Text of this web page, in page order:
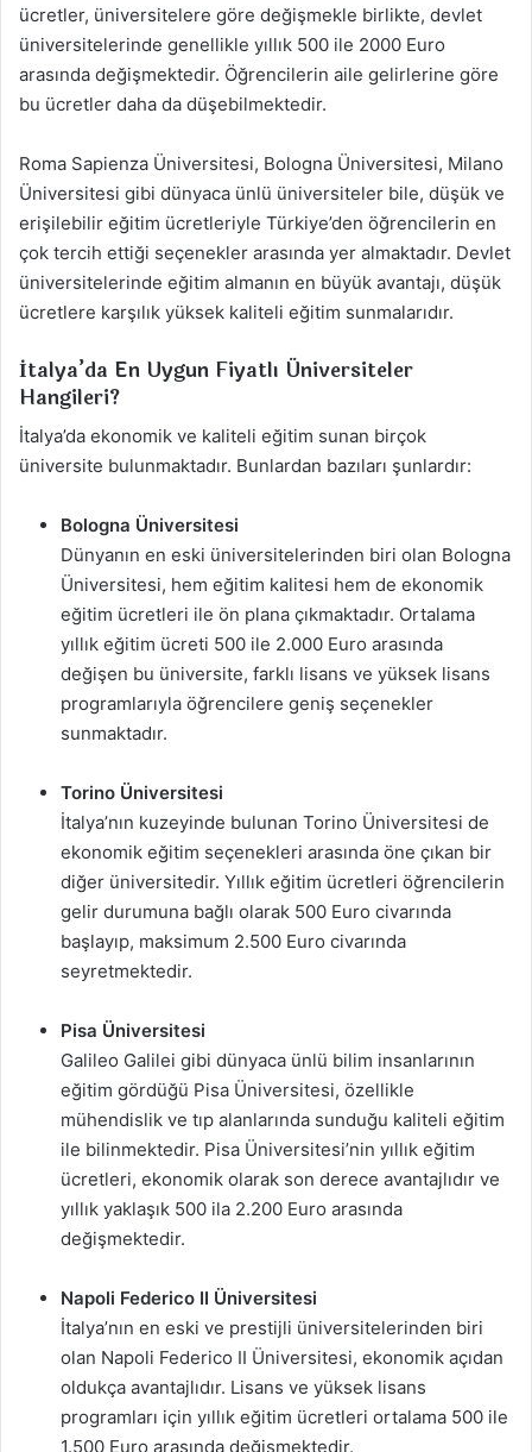
ücretler, üniversitelere göre değişmekle birlikte, devlet
üniversitelerinde genellikle yıllık 500 ile 2000 Euro
arasında değişmektedir. Öğrencilerin aile gelirlerine göre
bu ücretler daha da düşebilmektedir.
Roma Sapienza Üniversitesi, Bologna Üniversitesi, Milano
Üniversitesi gibi dünyaca ünlü üniversiteler bile, düşük ve
erişilebilir eğitim ücretleriyle Türkiye’den öğrencilerin en
çok tercih ettiği seçenekler arasında yer almaktadır. Devlet
üniversitelerinde eğitim almanın en büyük avantajı, düşük
ücretlere karşılık yüksek kaliteli eğitim sunmalarıdır.
İtalya’da En Uygun Fiyatlı Üniversiteler
Hangileri?
İtalya’da ekonomik ve kaliteli eğitim sunan birçok
üniversite bulunmaktadır. Bunlardan bazıları şunlardır:
Bologna Üniversitesi
Dünyanın en eski üniversitelerinden biri olan Bologna
Üniversitesi, hem eğitim kalitesi hem de ekonomik
eğitim ücretleri ile ön plana çıkmaktadır. Ortalama
yıllık eğitim ücreti 500 ile 2.000 Euro arasında
değişen bu üniversite, farklı lisans ve yüksek lisans
programlarıyla öğrencilere geniş seçenekler
sunmaktadır.
Torino Üniversitesi
İtalya’nın kuzeyinde bulunan Torino Üniversitesi de
ekonomik eğitim seçenekleri arasında öne çıkan bir
diğer üniversitedir. Yıllık eğitim ücretleri öğrencilerin
gelir durumuna bağlı olarak 500 Euro civarında
başlayıp, maksimum 2.500 Euro civarında
seyretmektedir.
Pisa Üniversitesi
Galileo Galilei gibi dünyaca ünlü bilim insanlarının
eğitim gördüğü Pisa Üniversitesi, özellikle
mühendislik ve tıp alanlarında sunduğu kaliteli eğitim
ile bilinmektedir. Pisa Üniversitesi’nin yıllık eğitim
ücretleri, ekonomik olarak son derece avantajlıdır ve
yıllık yaklaşık 500 ila 2.200 Euro arasında
değişmektedir.
Napoli Federico II Üniversitesi
İtalya’nın en eski ve prestijli üniversitelerinden biri
olan Napoli Federico II Üniversitesi, ekonomik açıdan
oldukça avantajlıdır. Lisans ve yüksek lisans
programları için yıllık eğitim ücretleri ortalama 500 ile
1.500 Euro arasında değişmektedir.